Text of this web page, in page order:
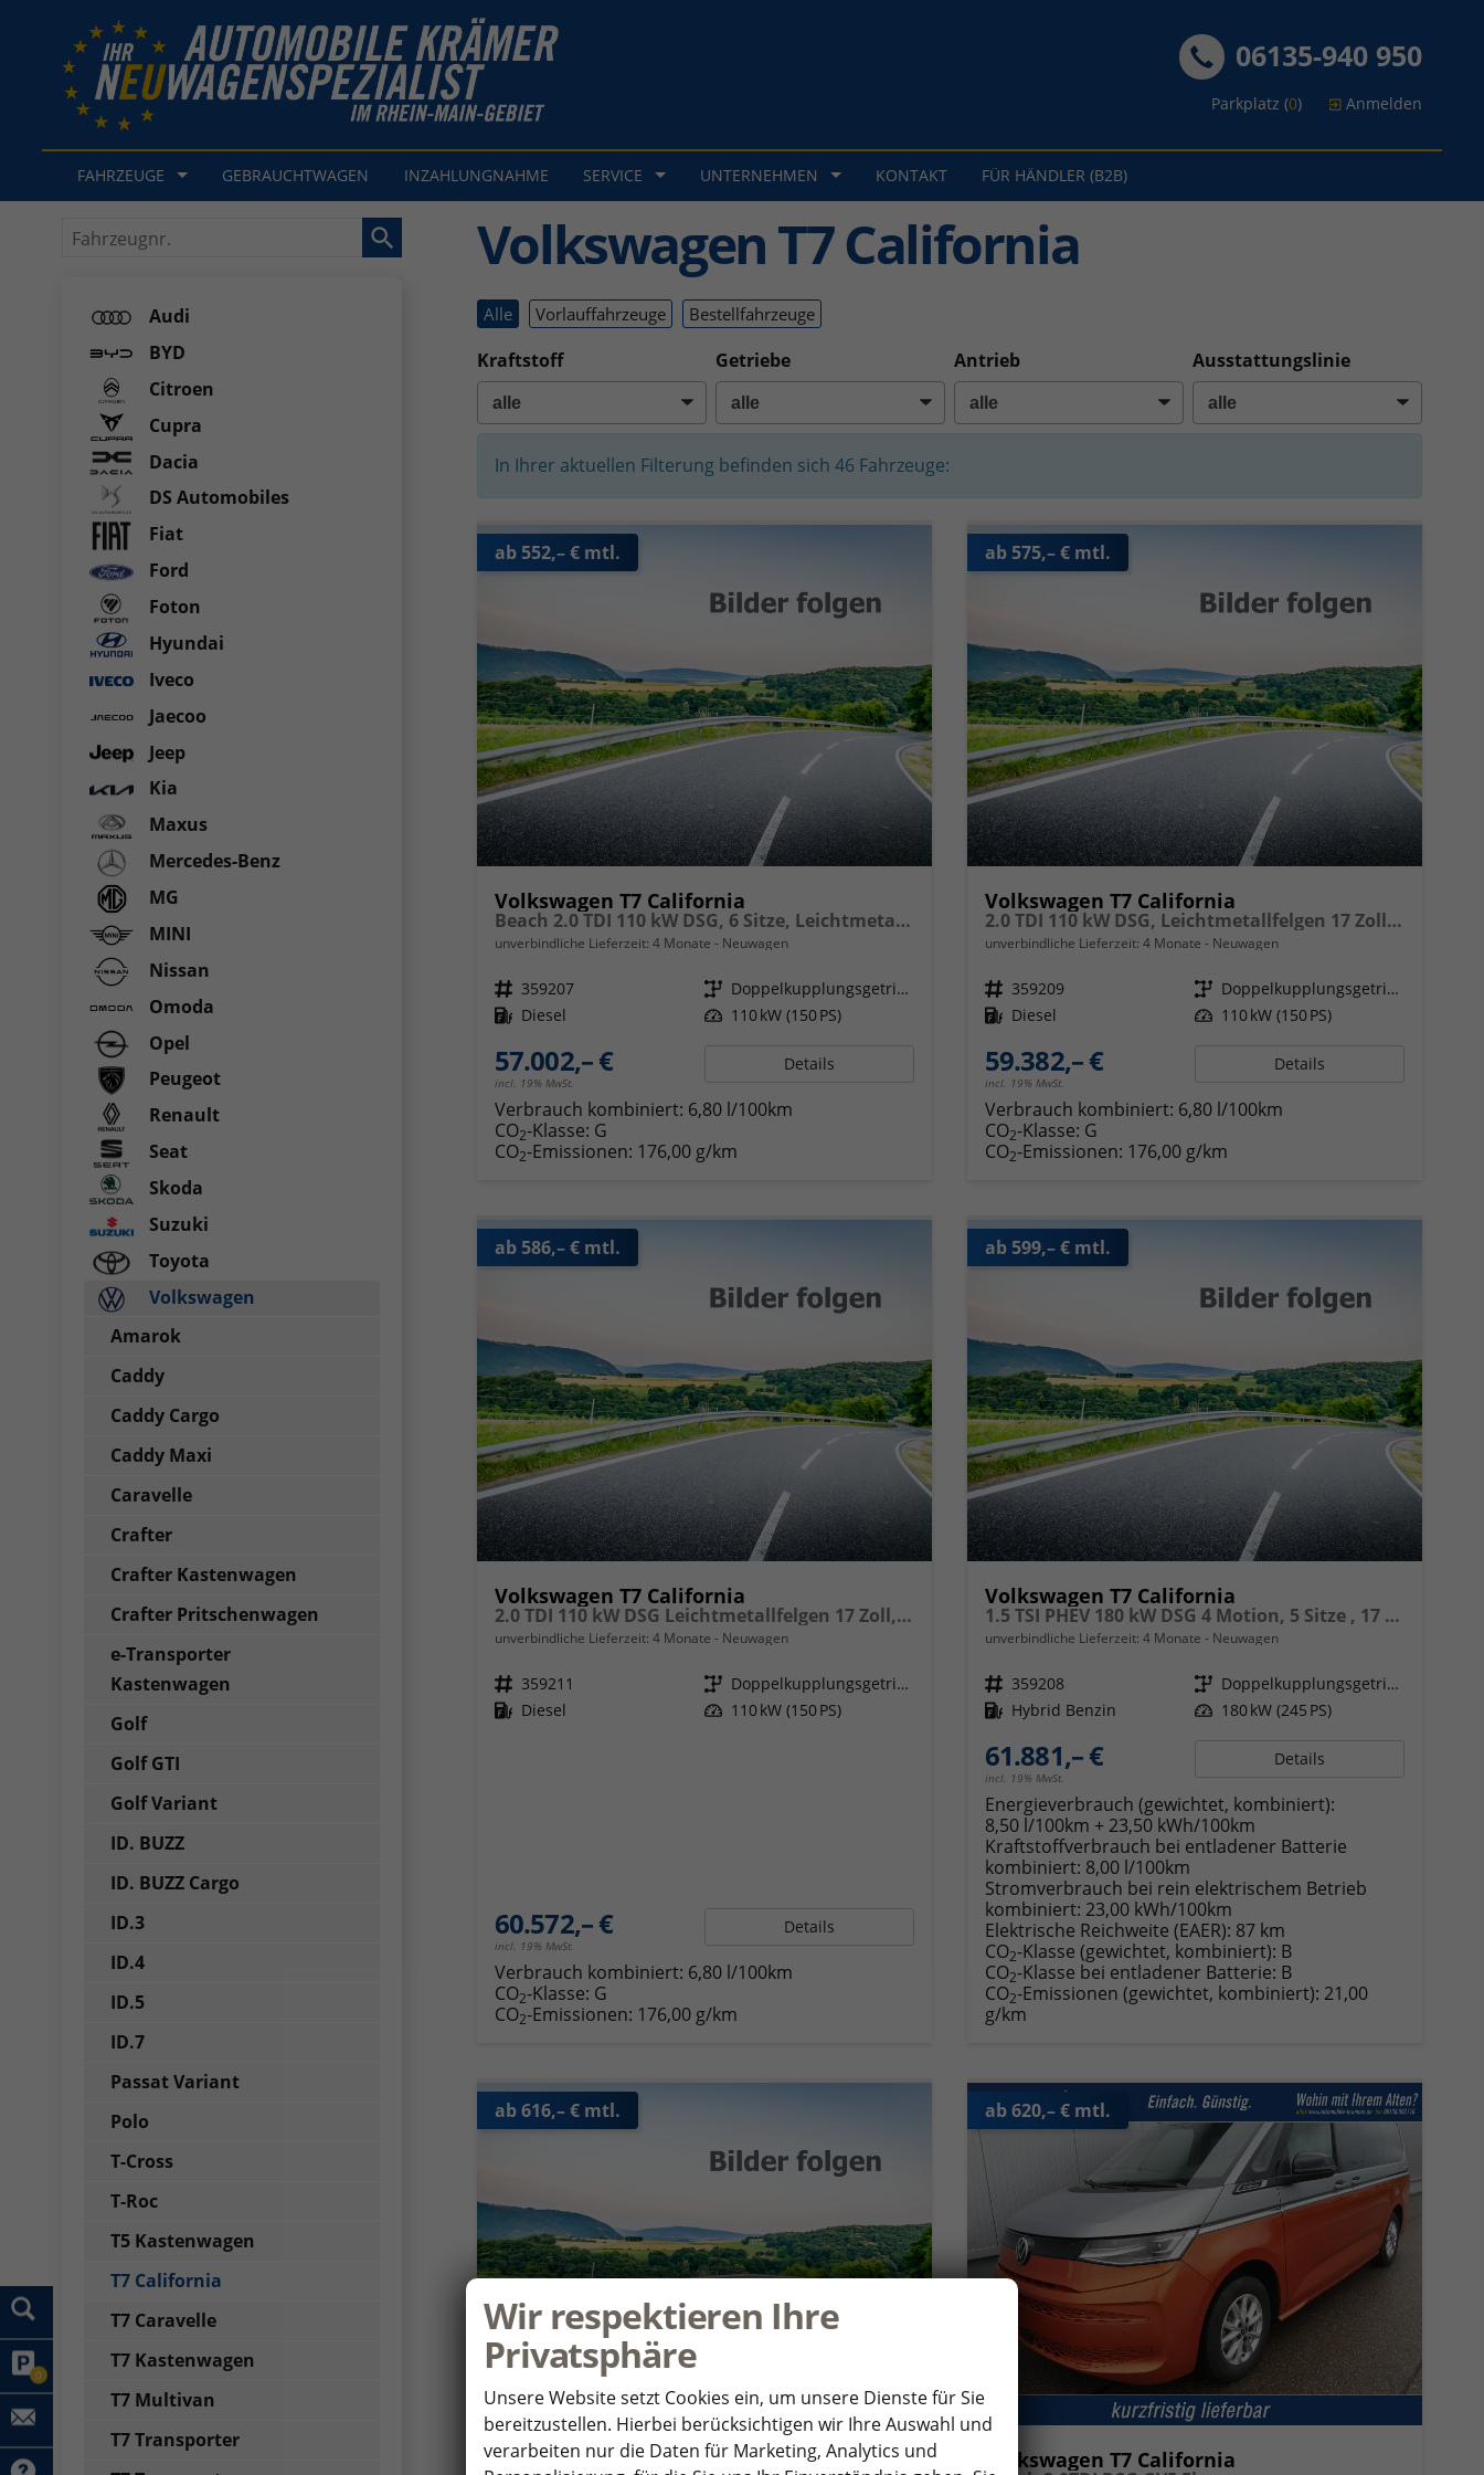
0
06135-940 950
Parkplatz (0) Anmelden
FAHRZEUGE GEBRAUCHTWAGEN INZAHLUNGNAHME SERVICE UNTERNEHMEN KONTAKT FÜR HÄNDLER (B2B)
Volkswagen T7 California
Alle Vorlauffahrzeuge Bestellfahrzeuge
Kraftstoff Getriebe Antrieb Ausstattungslinie
In Ihrer aktuellen Filterung befinden sich 46 Fahrzeuge:
ab 552,– € mtl.
Volkswagen T7 California
Beach 2.0 TDI 110 kW DSG, 6 Sitze, Leichtmetallfelgen 17 Zoll, Markise mit Schiene und Gehäuse links, Klima, 5 Jahre Werksgarantie,
unverbindliche Lieferzeit: 4 Monate Neuwagen
Fahrzeugnr. 359207 Getriebe
Doppelkupplungsgetriebe (DSG)
Kraftstoff Diesel Leistung 110 kW (150 PS)
57.002,– €
incl. 19% MwSt.
Details
Verbrauch kombiniert: 6,80 l/100km
CO2-Klasse: G
CO2-Emissionen: 176,00 g/km
ab 575,– € mtl.
Volkswagen T7 California
2.0 TDI 110 kW DSG, Leichtmetallfelgen 17 Zoll, Markise mit Schiene und Gehäuse links, 5 Sitze, Klima, Jahre Werksgarantie,
unverbindliche Lieferzeit: 4 Monate Neuwagen
Fahrzeugnr. 359209 Getriebe
Doppelkupplungsgetriebe (DSG)
Kraftstoff Diesel Leistung 110 kW (150 PS)
59.382,– €
incl. 19% MwSt.
Details
Verbrauch kombiniert: 6,80 l/100km
CO2-Klasse: G
CO2-Emissionen: 176,00 g/km
ab 586,– € mtl.
Volkswagen T7 California
2.0 TDI 110 kW DSG Leichtmetallfelgen 17 Zoll, Markise mit Schiene und Gehäuse links, 5 Sitze, Klima, Jahre Werksgarantie,
unverbindliche Lieferzeit: 4 Monate Neuwagen
Fahrzeugnr. 359211 Getriebe
Doppelkupplungsgetriebe (DSG)
Kraftstoff Diesel Leistung 110 kW (150 PS)
60.572,– €
incl. 19% MwSt.
Details
Verbrauch kombiniert: 6,80 l/100km
CO2-Klasse: G
CO2-Emissionen: 176,00 g/km
ab 599,– € mtl.
Volkswagen T7 California
1.5 TSI PHEV 180 kW DSG 4 Motion, 5 Sitze , 17 Zoll Leichtmetallfelgen. fünf Jahre Garantie, Markise, Schiene u. Gehäuse links, 6 Sitze, Klima,
unverbindliche Lieferzeit: 4 Monate Neuwagen
Fahrzeugnr. 359208 Getriebe
Doppelkupplungsgetriebe (DSG)
Kraftstoff Hybrid Benzin Leistung 180 kW (245 PS)
61.881,– €
incl. 19% MwSt.
Details
Energieverbrauch (gewichtet, kombiniert):
8,50 l/100km + 23,50 kWh/100km
Kraftstoffverbrauch bei entladener Batterie
kombiniert: 8,00 l/100km
Stromverbrauch bei rein elektrischem Betrieb
kombiniert: 23,00 kWh/100km
Elektrische Reichweite (EAER): 87 km
CO2-Klasse (gewichtet, kombiniert): B
CO2-Klasse bei entladener Batterie: B
CO2-Emissionen (gewichtet, kombiniert): 21,00
g/km
ab 616,– € mtl.
Volkswagen T7 California
ab 620,– € mtl.
Volkswagen T7 California
Fahrzeugnr.
Audi
BYD
Citroen
Cupra
Dacia
DS Automobiles
Fiat
Ford
Foton
Hyundai
Iveco
Jaecoo
Jeep
Kia
Maxus
Mercedes-Benz
MG
MINI
Nissan
Omoda
Opel
Peugeot
Renault
Seat
Skoda
Suzuki
Toyota
Volkswagen
Amarok
Caddy
Caddy Cargo
Caddy Maxi
Caravelle
Crafter
Crafter Kastenwagen
Crafter Pritschenwagen
e-Transporter
Kastenwagen
Golf
Golf GTI
Golf Variant
ID. BUZZ
ID. BUZZ Cargo
ID.3
ID.4
ID.5
ID.7
Passat Variant
Polo
T-Cross
T-Roc
T5 Kastenwagen
T7 California
T7 Caravelle
T7 Kastenwagen
T7 Multivan
T7 Transporter
Wir respektieren Ihre
Privatsphäre
Unsere Website setzt Cookies ein, um unsere Dienste für Sie
bereitzustellen. Hierbei berücksichtigen wir Ihre Auswahl und
verarbeiten nur die Daten für Marketing, Analytics und